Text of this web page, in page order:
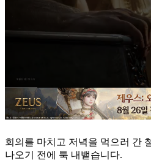
회의를 마치고 저녁을 먹으러 간
나오기 전에 툭 내뱉습니다.